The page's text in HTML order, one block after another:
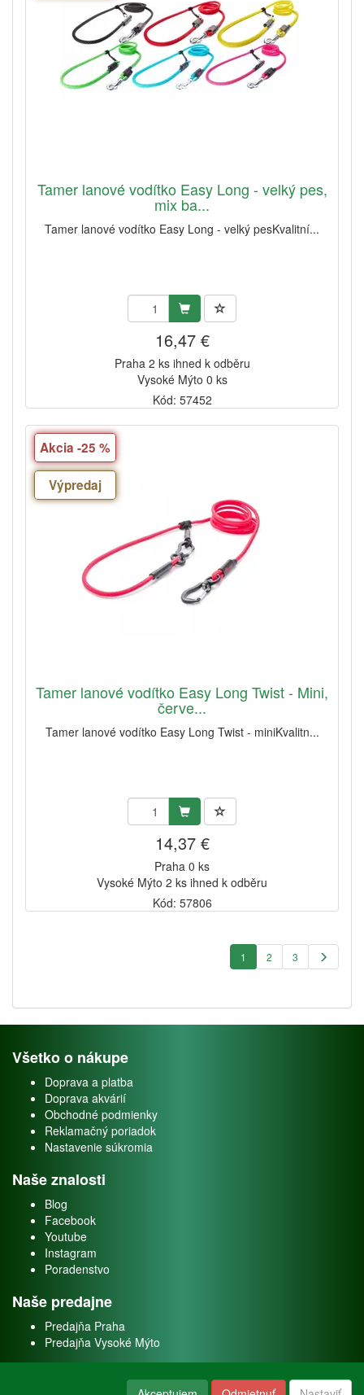
Tamer lanové vodítko Easy Long - velký pes,
mix ba...
Tamer lanové vodítko Easy Long - velký pesKvalitní...
16,47 €
Praha 2 ks ihned k odběru
Vysoké Mýto 0 ks
Kód: 57452
Akcia -25 %
Výpredaj
Tamer lanové vodítko Easy Long Twist - Mini,
červe...
Tamer lanové vodítko Easy Long Twist - miniKvalitn...
14,37 €
Praha 0 ks
Vysoké Mýto 2 ks ihned k odběru
Kód: 57806
1 2 3
Všetko o nákupe
Doprava a platba
Doprava akvárií
Obchodné podmienky
Reklamačný poriadok
Nastavenie súkromia
Naše znalosti
Blog
Facebook
Youtube
Instagram
Poradenstvo
Naše predajne
Predajňa Praha
Predajňa Vysoké Mýto